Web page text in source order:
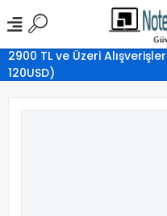
2900 TL ve Üzeri
120USD)